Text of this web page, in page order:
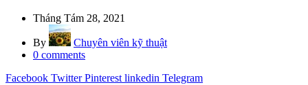
Tháng Tám 28, 2021
By
Chuyên viên kỹ thuật
0 comments
Facebook Twitter Pinterest linkedin Telegram